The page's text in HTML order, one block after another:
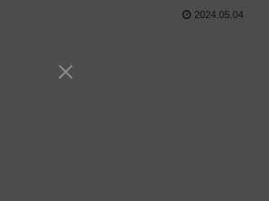
平ちゃん夜店の焼そば てりたまマヨ味」
2024.05.04